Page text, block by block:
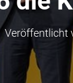
Veröffentlicht